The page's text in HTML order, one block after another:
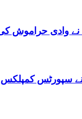
وادی حراموش کی
سپورٹس کمپلکس